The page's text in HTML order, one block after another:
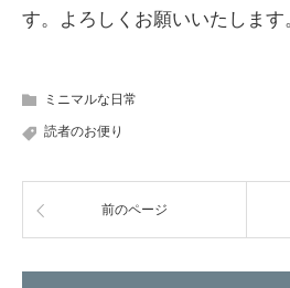
す。よろしくお願いいたします
ミニマルな日常
読者のお便り
前のページ